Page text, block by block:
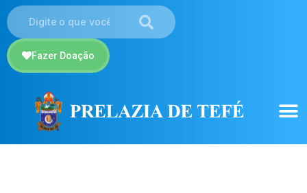
Fazer Doação